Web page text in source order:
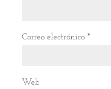
Correo electrónico *
Web